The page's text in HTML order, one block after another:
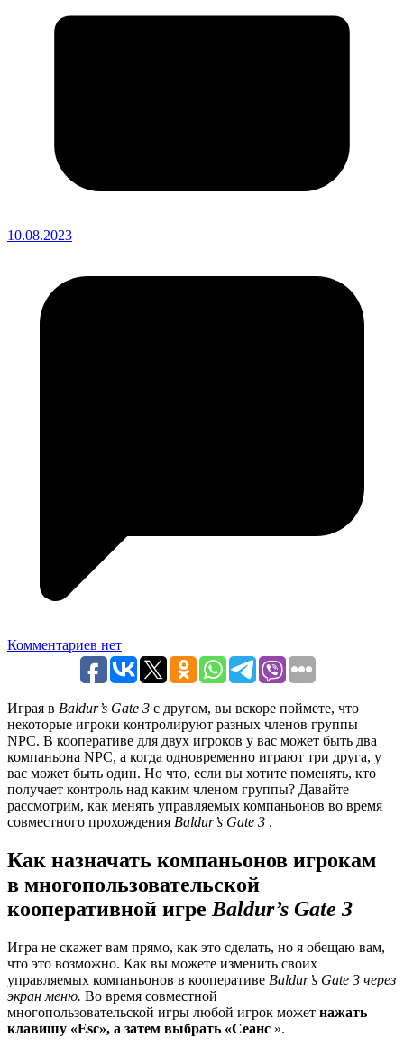
10.08.2023
Комментариев нет
Играя в Baldur’s Gate 3 с другом, вы вскоре поймете, что
некоторые игроки контролируют разных членов группы
NPC. В кооперативе для двух игроков у вас может быть два
компаньона NPC, а когда одновременно играют три друга, у
вас может быть один. Но что, если вы хотите поменять, кто
получает контроль над каким членом группы? Давайте
рассмотрим, как менять управляемых компаньонов во время
совместного прохождения Baldur’s Gate 3 .
Как назначать компаньонов игрокам
в многопользовательской
кооперативной игре Baldur’s Gate 3
Игра не скажет вам прямо, как это сделать, но я обещаю вам,
что это возможно. Как вы можете изменить своих
управляемых компаньонов в кооперативе Baldur’s Gate 3 через
экран меню. Во время совместной
многопользовательской игры любой игрок может нажать
клавишу «Esc», а затем выбрать «Сеанс ».